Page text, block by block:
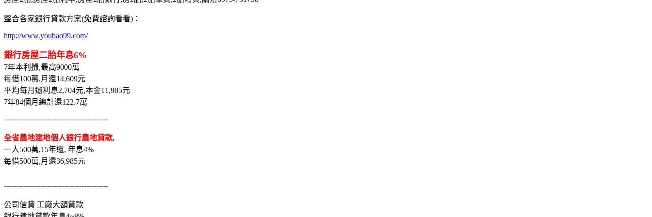
整合各家銀行貸款方案(免費諮詢看看)：
http://www.youbao99.com/
銀行房屋二胎年息6%
7年本利攤,最高9000萬
每借100萬,月還14,609元
平均每月還利息2,704元,本金11,905元
7年84個月總計還122.7萬
-------------------------------------------
全省農地建地個人銀行農地貸款,
一人500萬,15年還, 年息4%
每借500萬,月還36,985元
-------------------------------------------
公司信貸 工廠大額貸款